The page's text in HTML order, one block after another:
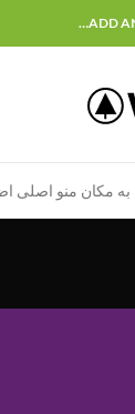
ADD
به مکان منو اصلی